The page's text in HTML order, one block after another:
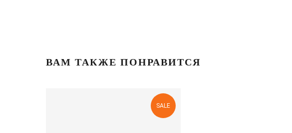
ВАМ ТАКЖЕ ПОНРАВИТСЯ
SALE